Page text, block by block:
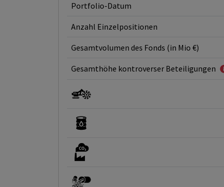
Portfolio-Datum
Anzahl Einzelpositionen
Gesamtvolumen des Fonds (in Mio €)
Gesamthöhe kontroverser Beteiligungen